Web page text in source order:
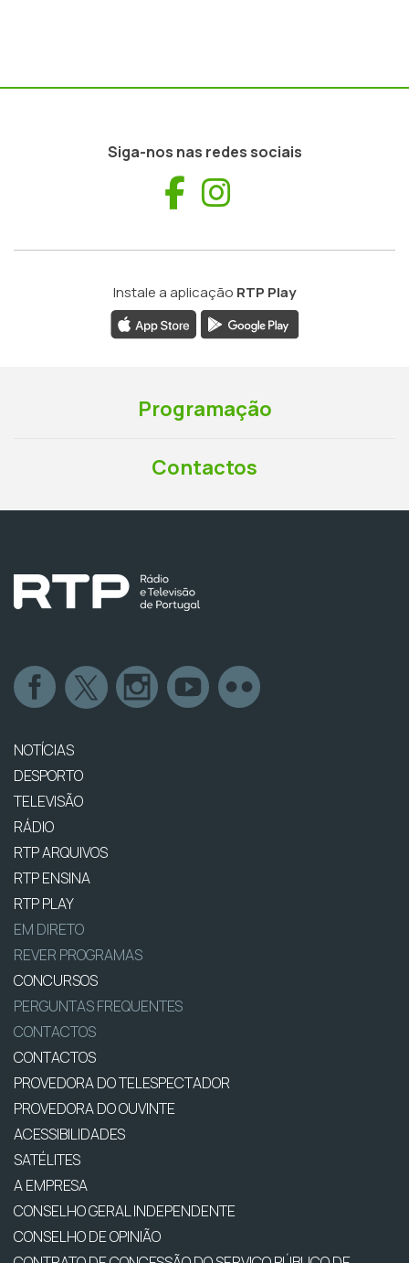
Siga-nos nas redes sociais
Facebook
Instale a aplicação RTP Play
Programação
Contactos
NOTÍCIAS
DESPORTO
TELEVISÃO
RÁDIO
RTP ARQUIVOS
RTP ENSINA
RTP PLAY
EM DIRETO
REVER PROGRAMAS
CONCURSOS
PERGUNTAS FREQUENTES
CONTACTOS
CONTACTOS
PROVEDORA DO TELESPECTADOR
PROVEDORA DO OUVINTE
ACESSIBILIDADES
SATÉLITES
A EMPRESA
CONSELHO GERAL INDEPENDENTE
CONSELHO DE OPINIÃO